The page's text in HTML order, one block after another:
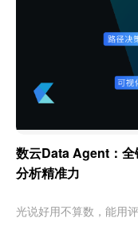
数云Data Agent：
分析精准力